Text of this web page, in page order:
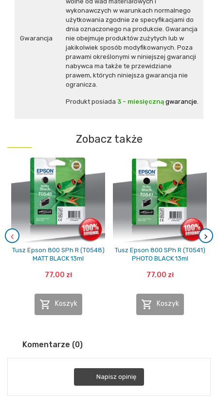
Gwarancja
wykonawczych w warunkach normalnego
użytkowania zgodnie ze specyfikacjami do
dnia oznaczonego na produkcie. Gwarancja
nie obejmuje produktów zużytych lub w
jakikolwiek sposób modyfikowanych. Poza
prawami określonymi w niniejszej gwarancji
nabywca ma także te przewidziane
prawem, których niniejsza gwarancja nie
ogranicza.
Produkt posiada 3 - miesięczną gwarancje.
Zobacz także
Tusz Epson 800 SPh R (T0548)
MATT BLACK 13ml
77,00 zł
 Koszyk
Tusz Epson 800 SPh R (T0541)
PHOTO BLACK 13ml
77,00 zł
 Koszyk
Komentarze (0)
Napisz opinię